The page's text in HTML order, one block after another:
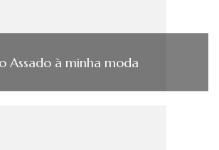
Assado à minha moda